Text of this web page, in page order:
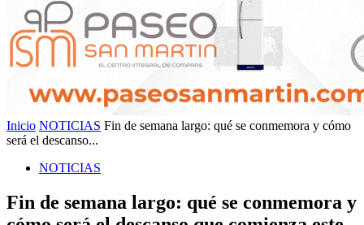
Inicio NOTICIAS Fin de semana largo: qué se conmemora y cómo
será el descanso...
NOTICIAS
Fin de semana largo: qué se conmemora y